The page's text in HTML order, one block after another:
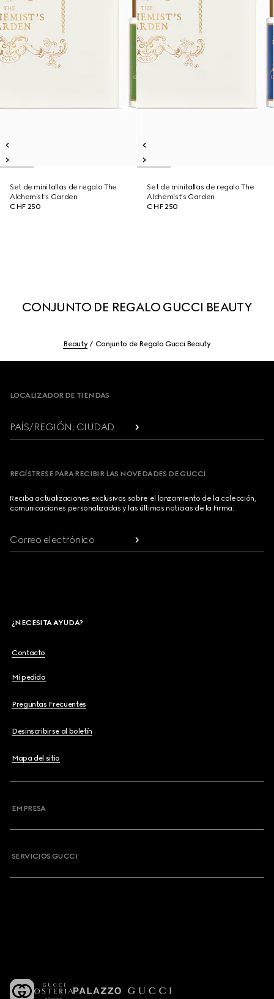
Set de minitallas de regalo The
Alchemist's Garden
CHF 250
Set de minitallas de regalo The
Alchemist's Garden
CHF 250
CONJUNTO DE REGALO GUCCI BEAUTY
Beauty Conjunto de Regalo Gucci Beauty
LOCALIZADOR DE TIENDAS
PAÍS/REGIÓN, CIUDAD
REGÍSTRESE PARA RECIBIR LAS NOVEDADES DE GUCCI
Reciba actualizaciones exclusivas sobre el lanzamiento de la colección,
comunicaciones personalizadas y las últimas noticias de la Firma.
Correo electrónico
¿NECESITA AYUDA?
Contacto
Mi pedido
Preguntas Frecuentes
Desinscribirse al boletín
Mapa del sitio
EMPRESA
SERVICIOS GUCCI